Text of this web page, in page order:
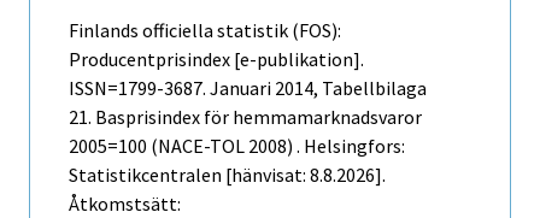
Finlands officiella statistik (FOS):
Producentprisindex [e-publikation].
ISSN=1799-3687. Januari 2014, Tabellbilaga
21. Basprisindex för hemmamarknadsvaror
2005=100 (NACE-TOL 2008) . Helsingfors:
Statistikcentralen [hänvisat: 8.8.2026].
Åtkomstsätt: